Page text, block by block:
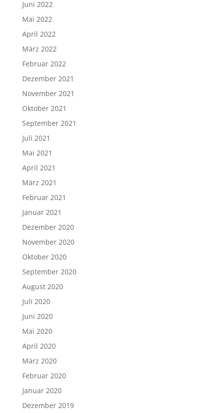
Juni 2022
Mai 2022
April 2022
März 2022
Februar 2022
Dezember 2021
November 2021
Oktober 2021
September 2021
Juli 2021
Mai 2021
April 2021
März 2021
Februar 2021
Januar 2021
Dezember 2020
November 2020
Oktober 2020
September 2020
August 2020
Juli 2020
Juni 2020
Mai 2020
April 2020
März 2020
Februar 2020
Januar 2020
Dezember 2019